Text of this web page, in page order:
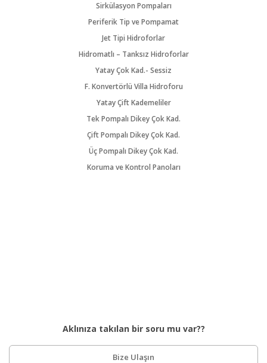
Sirkülasyon Pompaları
Periferik Tip ve Pompamat
Jet Tipi Hidroforlar
Hidromatlı – Tanksız Hidroforlar
Yatay Çok Kad.- Sessiz
F. Konvertörlü Villa Hidroforu
Yatay Çift Kademeliler
Tek Pompalı Dikey Çok Kad.
Çift Pompalı Dikey Çok Kad.
Üç Pompalı Dikey Çok Kad.
Koruma ve Kontrol Panoları
Aklınıza takılan bir soru mu var??
Bize Ulaşın